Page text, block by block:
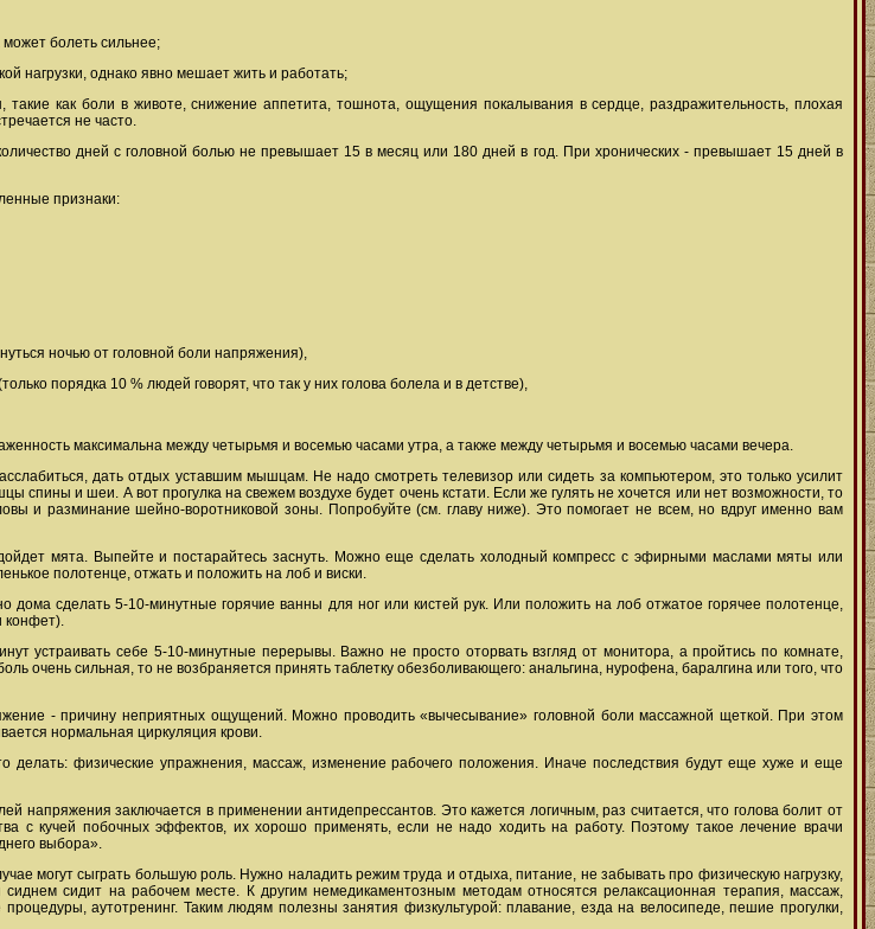
может болеть сильнее;
нагрузки, однако явно мешает жить и работать;
такие как боли в животе, снижение аппетита, тошнота, ощущения покалывания в сердце, раздражительность, плохая
не часто.
дней с головной болью не превышает 15 в месяц или 180 дней в год. При хронических - превышает 15 дней в
признаки:
ночью от головной боли напряжения),
порядка 10 % людей говорят, что так у них голова болела и в детстве),
максимальна между четырьмя и восемью часами утра, а также между четырьмя и восемью часами вечера.
дать отдых уставшим мышцам. Не надо смотреть телевизор или сидеть за компьютером, это только усилит
и шеи. А вот прогулка на свежем воздухе будет очень кстати. Если же гулять не хочется или нет возможности, то
и разминание шейно-воротниковой зоны. Попробуйте (см. главу ниже). Это помогает не всем, но вдруг именно вам
мята. Выпейте и постарайтесь заснуть. Можно еще сделать холодный компресс с эфирными маслами мяты или
полотенце, отжать и положить на лоб и виски.
сделать 5-10-минутные горячие ванны для ног или кистей рук. Или положить на лоб отжатое горячее полотенце,
конфет).
устраивать себе 5-10-минутные перерывы. Важно не просто оторвать взгляд от монитора, а пройтись по комнате,
очень сильная, то не возбраняется принять таблетку обезболивающего: анальгина, нурофена, баралгина или того, что
- причину неприятных ощущений. Можно проводить «вычесывание» головной боли массажной щеткой. При этом
нормальная циркуляция крови.
делать: физические упражнения, массаж, изменение рабочего положения. Иначе последствия будут еще хуже и еще
напряжения заключается в применении антидепрессантов. Это кажется логичным, раз считается, что голова болит от
с кучей побочных эффектов, их хорошо применять, если не надо ходить на работу. Поэтому такое лечение врачи
выбора».
могут сыграть большую роль. Нужно наладить режим труда и отдыха, питание, не забывать про физическую нагрузку,
сидит на рабочем месте. К другим немедикаментозным методам относятся релаксационная терапия, массаж,
аутотренинг. Таким людям полезны занятия физкультурой: плавание, езда на велосипеде, пешие прогулки,